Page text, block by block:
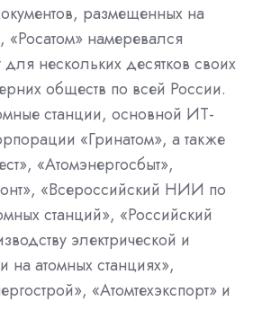
размещенных на
«Росатом» намеревался
нескольких десятков своих
обществ по всей России.
станции, основной ИТ-
«Гринатом», а также
«Атомэнергосбыт»,
«Всероссийский НИИ по
станций», «Российский
электрической и
на атомных станциях»,
«Атомтехэкспорт» и